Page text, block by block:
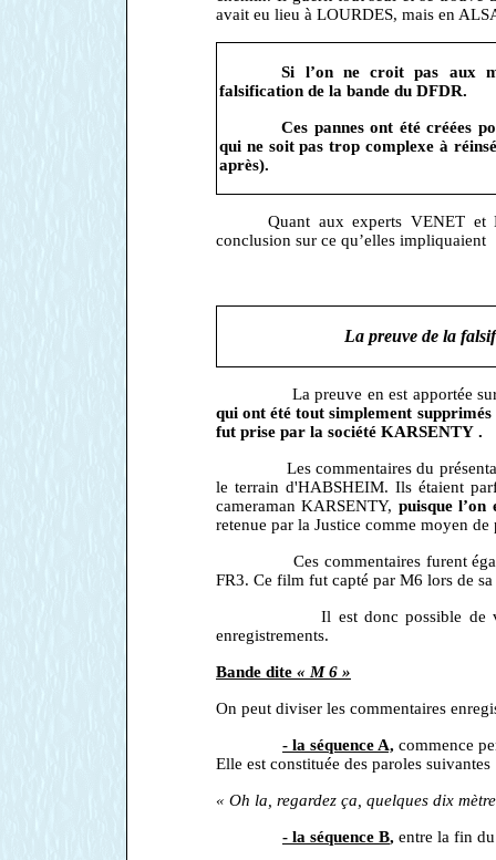
avait eu lieu à LOURDES, mais en
Si l’on ne croit pas aux
falsification de la bande du DFDR.
Ces pannes ont été créées
qui ne soit pas trop complexe à
après).
Quant aux experts VENET et
conclusion sur ce qu’elles impliquaient
La preuve de la
La preuve en est apportée sur le
qui ont été tout simplement
fut prise par la société KARSENTY .
Les commentaires du présentateur
le terrain d'HABSHEIM. Ils étaient
cameraman KARSENTY, puisque l’on
retenue par la Justice comme moyen de
Ces commentaires furent
FR3. Ce film fut capté par M6 lors de
Il est donc possible de vérifier
enregistrements.
Bande dite « M 6 »
On peut diviser les commentaires
- la séquence A, commence
Elle est constituée des paroles suivantes
« Oh la, regardez ça, quelques dix
- la séquence B, entre la fin